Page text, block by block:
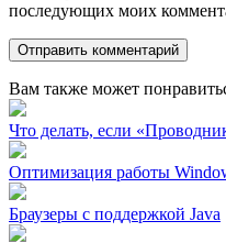
последующих моих
Вам также может
Что делать, если
Оптимизация работы
Браузеры с поддержкой Java